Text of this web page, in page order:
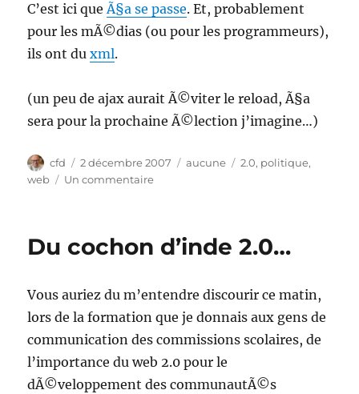
C’est ici queÃ§a se passe. Et, probablement
pour les mÃ©dias (ou pour les programmeurs),
ils ont duxml.
(un peu de ajax aurait Ã©viter le reload, Ã§a
sera pour la prochaine Ã©lection j’imagine…)
Auteur
cfd
Publié
le
2 décembre 2007 Catégories
aucune Étiquettes
2.0, politique,
web
Un commentairesur
Ã©lectorale..
Du cochon d’inde 2.0…
Vous auriez du m’entendre discourir ce matin,
lors de la formation que je donnais aux gens de
communication des commissions scolaires, de
l’importance du web 2.0 pour le
dÃ©veloppement des communautÃ©s